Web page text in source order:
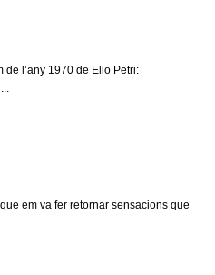
l’any 1970 de Elio Petri:
em va fer retornar sensacions que